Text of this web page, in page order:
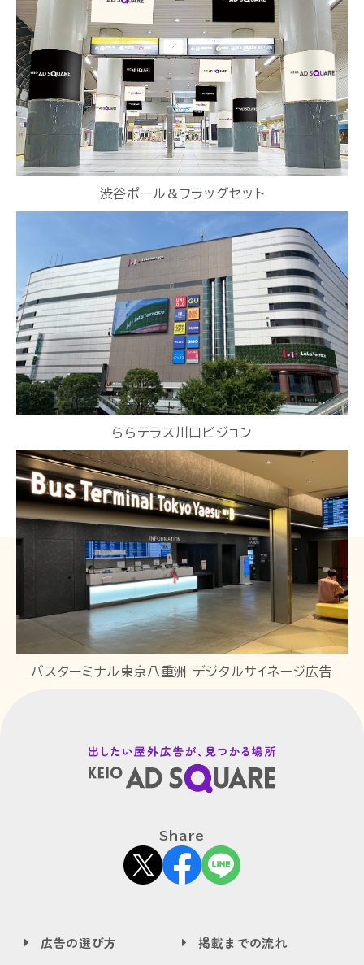
渋谷ポール&フラッグセット
ららテラス川口ビジョン
バスターミナル東京八重洲 デジタルサイネージ広告
Share
広告の選び方 掲載までの流れ